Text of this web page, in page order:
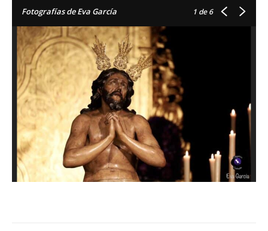
Fotografías de Eva García 1 de 6